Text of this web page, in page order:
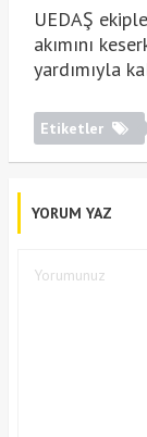
UEDAŞ
akımını
yardımıyla
Etiketler
YORUM YAZ